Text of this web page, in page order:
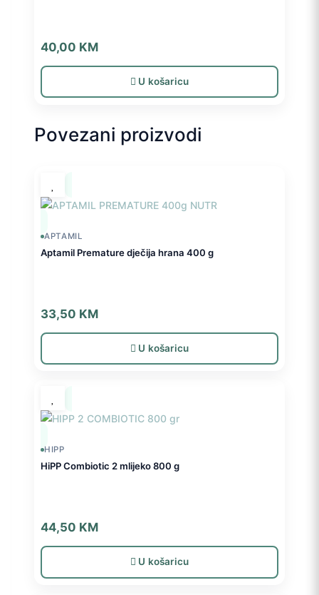
40,00 KM
U košaricu
Povezani proizvodi
APTAMIL
Aptamil Premature dječija hrana 400 g
33,50 KM
U košaricu
HIPP
HiPP Combiotic 2 mlijeko 800 g
44,50 KM
U košaricu